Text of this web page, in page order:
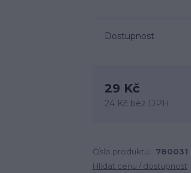
Dostupnost
29 Kč
24 Kč bez DPH
Číslo produktu:
780031
Hlídat cenu / dostupnost